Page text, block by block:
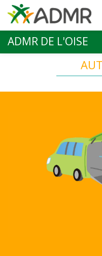
Aller au contenu principal
ADMR DE L'OISE